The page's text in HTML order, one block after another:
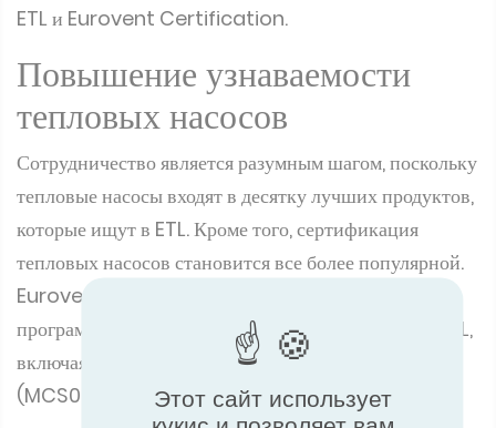
ETL и Eurovent Certification.
Повышение узнаваемости
тепловых насосов
Сотрудничество является разумным шагом, поскольку
тепловые насосы входят в десятку лучших продуктов,
которые ищут в ETL. Кроме того, сертификация
тепловых насосов становится все более популярной.
Eurovent Certification предлагает портфель
программ по тепловым насосам, согласованных с ETL,
включая Eurovent Certified Performance, MCS
(MCS007) и знак NF414.Этот сайт использует